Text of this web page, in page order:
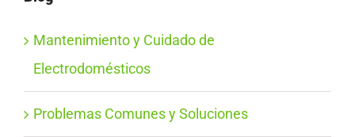
Mantenimiento y Cuidado de
Electrodomésticos
Problemas Comunes y Soluciones